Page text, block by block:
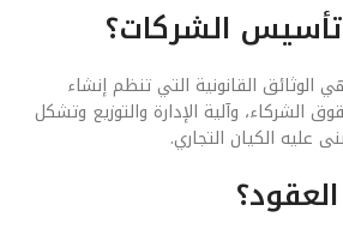
الشركات؟
القانونية التي تنظم إنشاء
الشركاء، وآلية الإدارة والتوزيع وتشكل
عليه الكيان التجاري.